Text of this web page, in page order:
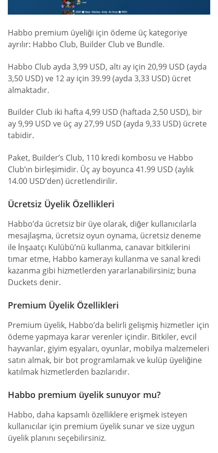
Habbo premium üyeliği için ödeme üç kategoriye
ayrılır: Habbo Club, Builder Club ve Bundle.
Habbo Club ayda 3,99 USD, altı ay için 20,99 USD (ayda
3,50 USD) ve 12 ay için 39.99 (ayda 3,33 USD) ücret
almaktadır.
Builder Club iki hafta 4,99 USD (haftada 2,50 USD), bir
ay 9,99 USD ve üç ay 27,99 USD (ayda 9,33 USD) ücrete
tabidir.
Paket, Builder’s Club, 110 kredi kombosu ve Habbo
Club’ın birleşimidir. Üç ay boyunca 41.99 USD (aylık
14.00 USD’den) ücretlendirilir.
Ücretsiz Üyelik Özellikleri
Habbo’da ücretsiz bir üye olarak, diğer kullanıcılarla
mesajlaşma, ücretsiz oyun oynama, ücretsiz deneme
ile İnşaatçı Kulübü’nü kullanma, canavar bitkilerini
tımar etme, Habbo kamerayı kullanma ve sanal kredi
kazanma gibi hizmetlerden yararlanabilirsiniz; buna
Duckets denir.
Premium Üyelik Özellikleri
Premium üyelik, Habbo’da belirli gelişmiş hizmetler için
ödeme yapmaya karar verenler içindir. Bitkiler, evcil
hayvanlar, giyim eşyaları, oyunlar, mobilya malzemeleri
satın almak, bir bot programlamak ve kulüp üyeliğine
katılmak hizmetlerden bazılarıdır.
Habbo premium üyelik sunuyor mu?
Habbo, daha kapsamlı özelliklere erişmek isteyen
kullanıcılar için premium üyelik sunar ve size uygun
üyelik planını seçebilirsiniz.